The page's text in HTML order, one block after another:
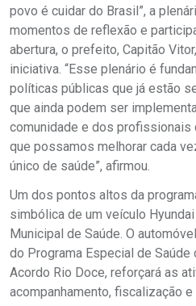
povo é cuidar do Brasil”, a
momentos de reflexão e
abertura, o prefeito, Capitão
iniciativa. “Esse plenário é
políticas públicas que já estão
que ainda podem ser
comunidade e dos profissionais
que possamos melhorar cada
único de saúde”, afirmou.
Um dos pontos altos da
simbólica de um veículo
Municipal de Saúde. O
do Programa Especial de Saúde
Acordo Rio Doce, reforçará as
acompanhamento, fiscalização